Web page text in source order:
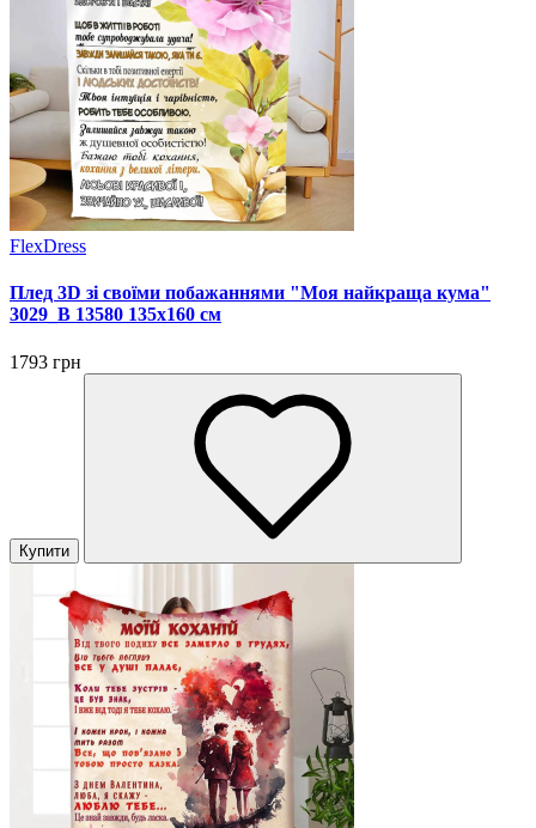
FlexDress
Плед 3D зі своїми побажаннями "Моя найкраща кума"
3029_B 13580 135х160 см
1793 грн
Купити